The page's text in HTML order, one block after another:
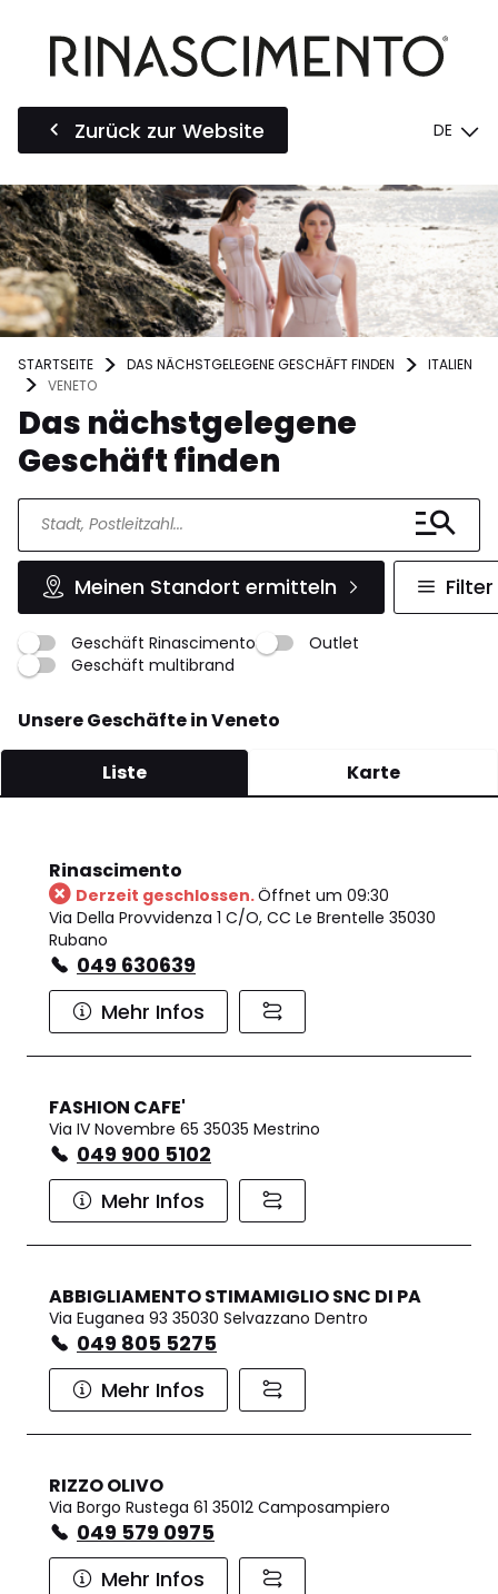
Zurück zur Website DE
STARTSEITE DAS NÄCHSTGELEGENE GESCHÄFT FINDEN
ITALIEN
VENETO
Das nächstgelegene
Geschäft finden
Meinen Standort ermitteln Filter
Geschäft Rinascimento
Outlet
Geschäft multibrand
Unsere Geschäfte in Veneto
Liste Karte
Rinascimento
Derzeit geschlossen.Öffnet um 09:30
Via Della Provvidenza 1 C/O, CC Le Brentelle 35030
Rubano
049 630639
Mehr Infos
FASHION CAFE'
Via IV Novembre 65 35035 Mestrino
049 900 5102
Mehr Infos
ABBIGLIAMENTO STIMAMIGLIO SNC DI PA
Via Euganea 93 35030 Selvazzano Dentro
049 805 5275
Mehr Infos
RIZZO OLIVO
Via Borgo Rustega 61 35012 Camposampiero
049 579 0975
Mehr Infos